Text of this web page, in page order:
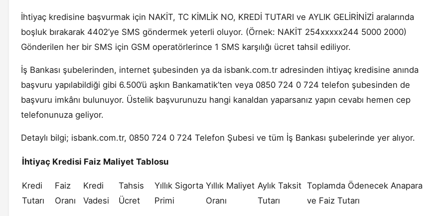
İhtiyaç kredisine başvurmak için NAKİT, TC KİMLİK NO, KREDİ TUTARI ve AYLIK GELİRİNİZİ aralarında
boşluk bırakarak 4402’ye SMS göndermek yeterli oluyor. (Örnek: NAKİT 254xxxxx244 5000 2000)
Gönderilen her bir SMS için GSM operatörlerince 1 SMS karşılığı ücret tahsil ediliyor.
İş Bankası şubelerinden, internet şubesinden ya da isbank.com.tr adresinden ihtiyaç kredisine anında
başvuru yapılabildiği gibi 6.500’ü aşkın Bankamatik’ten veya 0850 724 0 724 telefon şubesinden de
başvuru imkânı bulunuyor. Üstelik başvurunuzu hangi kanaldan yaparsanız yapın cevabı hemen cep
telefonunuza geliyor.
Detaylı bilgi; isbank.com.tr, 0850 724 0 724 Telefon Şubesi ve tüm İş Bankası şubelerinde yer alıyor.
İhtiyaç Kredisi Faiz Maliyet Tablosu
Kredi
Tutarı
Faiz
Oranı
Kredi
Vadesi
Tahsis
Ücret
Yıllık Sigorta
Primi
Yıllık Maliyet
Oranı
Aylık Taksit
Tutarı
Toplamda Ödenecek Anapara
ve Faiz Tutarı